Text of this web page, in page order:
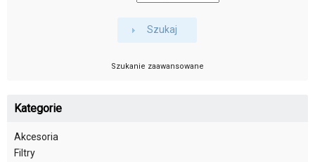
Szukaj
Szukanie zaawansowane
Kategorie
Akcesoria
Filtry